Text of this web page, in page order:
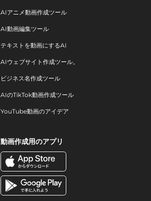
AIアニメ動画作成ツール
AI動画編集ツール
テキストを動画にするAI
AIウェブサイト作成ツール。
ビジネス名作成ツール
AIのTikTok動画作成ツール
YouTube動画のアイデア
動画作成用のアプリ